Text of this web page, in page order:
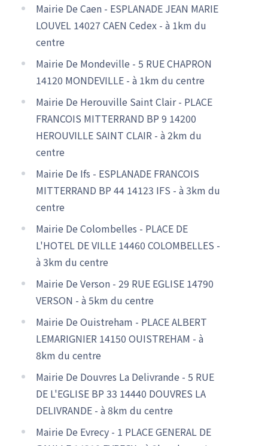
Mairie De Caen - ESPLANADE JEAN MARIE
LOUVEL 14027 CAEN Cedex - à 1km du
centre
Mairie De Mondeville - 5 RUE CHAPRON
14120 MONDEVILLE - à 1km du centre
Mairie De Herouville Saint Clair - PLACE
FRANCOIS MITTERRAND BP 9 14200
HEROUVILLE SAINT CLAIR - à 2km du
centre
Mairie De Ifs - ESPLANADE FRANCOIS
MITTERRAND BP 44 14123 IFS - à 3km du
centre
Mairie De Colombelles - PLACE DE
L'HOTEL DE VILLE 14460 COLOMBELLES -
à 3km du centre
Mairie De Verson - 29 RUE EGLISE 14790
VERSON - à 5km du centre
Mairie De Ouistreham - PLACE ALBERT
LEMARIGNIER 14150 OUISTREHAM - à
8km du centre
Mairie De Douvres La Delivrande - 5 RUE
DE L'EGLISE BP 33 14440 DOUVRES LA
DELIVRANDE - à 8km du centre
Mairie De Evrecy - 1 PLACE GENERAL DE